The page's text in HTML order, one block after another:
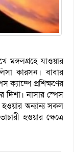
মঙ্গলগ্রহে যাওয়ার
কারসন। বাবার
ক্যাম্পে প্রশিক্ষণের
দিশা। নাসার স্পেস
হওয়ার অন্যান্য সকল
হওয়ার ক্ষেত্রে